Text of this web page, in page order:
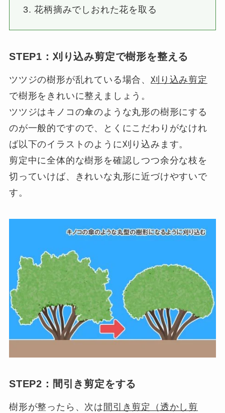
花柄摘みでしおれた花を取る
STEP1：刈り込み剪定で樹形を整える
ツツジの樹形が乱れている場合、刈り込み剪定
で樹形をきれいに整えましょう。
ツツジはキノコの傘のような丸形の樹形にする
のが一般的ですので、とくにこだわりがなけれ
ば以下のイラストのように刈り込みます。
剪定中に全体的な樹形を確認しつつ余分な枝を
切っていけば、きれいな丸形に近づけやすいで
す。
STEP2：間引き剪定をする
樹形が整ったら、次は 間引き剪定（透かし剪